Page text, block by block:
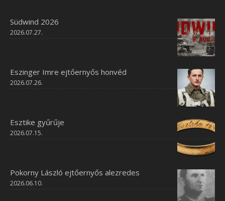
Südwind 2026
2026.07.27.
Eszinger Imre ejtőernyős honvéd
2026.07.26.
Esztike gyűrűje
2026.07.15.
Pokorny László ejtőernyős alezredes
2026.06.10.